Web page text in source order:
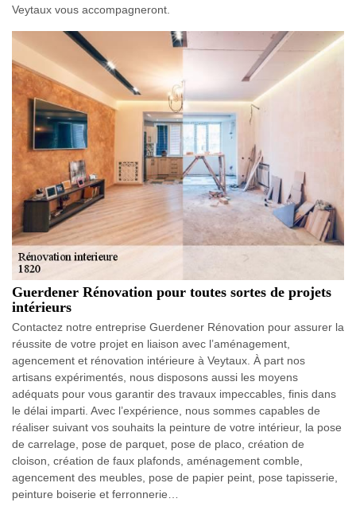
Veytaux vous accompagneront.
Guerdener Rénovation pour toutes sortes de projets
intérieurs
Contactez notre entreprise Guerdener Rénovation pour assurer la
réussite de votre projet en liaison avec l’aménagement,
agencement et rénovation intérieure à Veytaux. À part nos
artisans expérimentés, nous disposons aussi les moyens
adéquats pour vous garantir des travaux impeccables, finis dans
le délai imparti. Avec l’expérience, nous sommes capables de
réaliser suivant vos souhaits la peinture de votre intérieur, la pose
de carrelage, pose de parquet, pose de placo, création de
cloison, création de faux plafonds, aménagement comble,
agencement des meubles, pose de papier peint, pose tapisserie,
peinture boiserie et ferronnerie…